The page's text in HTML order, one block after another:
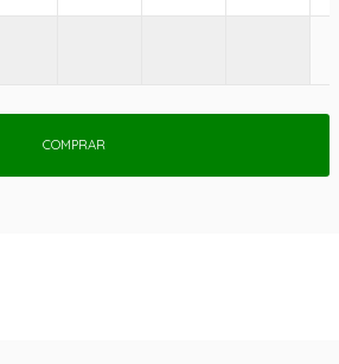
COMPRAR